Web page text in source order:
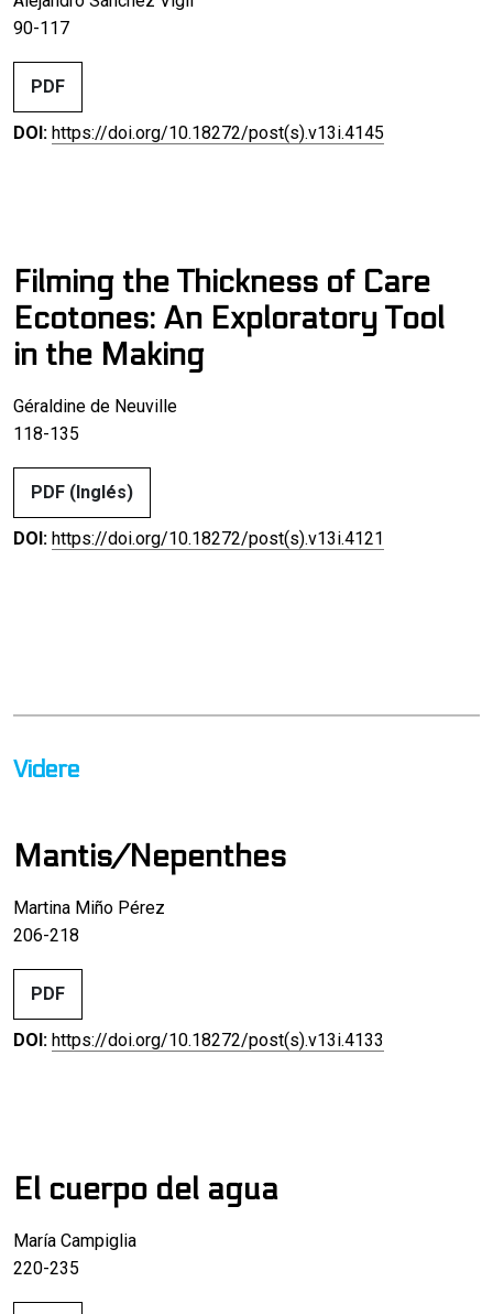
90-117
PDF
DOI: https://doi.org/10.18272/post(s).v13i.4145
Filming the Thickness of Care
Ecotones: An Exploratory Tool
in the Making
Géraldine de Neuville
118-135
PDF (Inglés)
DOI: https://doi.org/10.18272/post(s).v13i.4121
Videre
Mantis/Nepenthes
Martina Miño Pérez
206-218
PDF
DOI: https://doi.org/10.18272/post(s).v13i.4133
El cuerpo del agua
María Campiglia
220-235